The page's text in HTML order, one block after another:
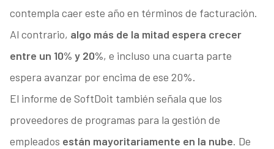
contempla caer este año en términos de facturación.
Al contrario, algo más de la mitad espera crecer
entre un 10% y 20%, e incluso una cuarta parte
espera avanzar por encima de ese 20%.
El informe de SoftDoit también señala que los
proveedores de programas para la gestión de
empleados están mayoritariamente en la nube. De